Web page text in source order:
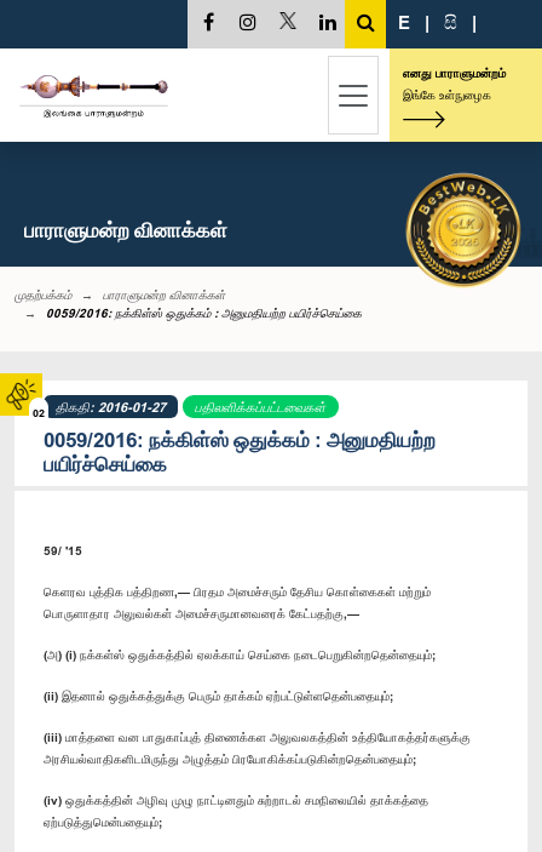
02
E | සි |
எனது பாராளுமன்றம்
இங்கே உள்நுழைக
பாராளுமன்ற வினாக்கள்
முதற்பக்கம்
பாராளுமன்ற வினாக்கள்
0059/2016: நக்கிள்ஸ் ஒதுக்கம் : அனுமதியற்ற பயிர்ச்செய்கை
திகதி: 2016-01-27 பதிலளிக்கப்பட்டவைகள்
0059/2016: நக்கிள்ஸ் ஒதுக்கம் : அனுமதியற்ற
பயிர்ச்செய்கை
59/ '15
கெளரவ புத்திக பத்திறண,— பிரதம அமைச்சரும் தேசிய கொள்கைகள் மற்றும்
பொருளாதார அலுவல்கள் அமைச்சருமானவரைக் கேட்பதற்கு,—
(அ) (i) நக்கள்ஸ் ஒதுக்கத்தில் ஏலக்காய் செய்கை நடைபெறுகின்றதென்தையும்;
(ii) இதனால் ஒதுக்கத்துக்கு பெரும் தாக்கம் ஏற்பட்டுள்ளதென்பதையும்;
(iii) மாத்தளை வன பாதுகாப்புத் திணைக்கள அலுவலகத்தின் உத்தியோகத்தர்களுக்கு
அரசியல்வாதிகளிடமிருந்து அழுத்தம் பிரயோகிக்கப்படுகின்றதென்பதையும்;
(iv) ஒதுக்கத்தின் அழிவு முழு நாட்டினதும் சுற்றாடல் சமநிலையில் தாக்கத்தை
ஏற்படுத்துமென்பதையும்;